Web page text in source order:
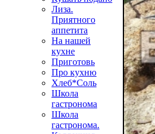
Лиза.
Приятного
аппетита
На нашей
кухне
Приготовь
Про кухню
Хлеб*Соль
Школа
гастронома
Школа
гастронома.